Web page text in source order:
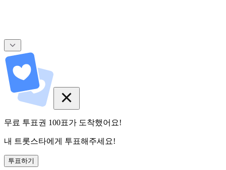
무료 투표권 100표가 도착했어요!
내 트롯스타에게 투표해주세요!
투표하기